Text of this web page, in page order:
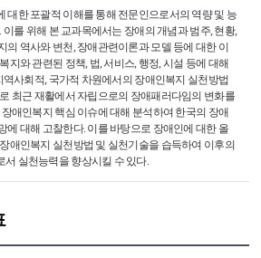
대한 포괄적 이해를 통해 전문인으로서의 역량 및 능
를 위해 본 교과목에서는 장애의 개념과 범주, 현황,
의 역사와 변천, 장애관련이론과 모델 등에 대한 이
지와 관련된 정책, 법, 서비스, 행정, 시설 등에 대해
역사회적, 국가적 차원에서의 장애인복지 실천방법
최근 재활에서 자립으로의 장애패러다임의 변화를
애인복지 핵심 이슈에 대해 분석하여 한국의 장애
에 대해 고찰한다. 이를 바탕으로 장애인에 대한 올
애인복지 실천방법 및 실천기술을 습득하여 이후의
서 실천능력을 향상시킬 수 있다.